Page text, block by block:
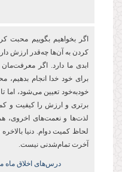
اگر بخواهیم بگوییم محبت
کردن به آن‌ها چه‌‌قدر ارزش
ابدی ما دارد. اگر
برای خود خدا انجام
خودبه‌خود تعیین می‌شود، اما
برتری و ارزش را کیفیت و
لذت‌ها و نعمت‌های اخروی،
لحاظ کمیت دوام. دنیا
آخرت تمام‌شدنی نیست.